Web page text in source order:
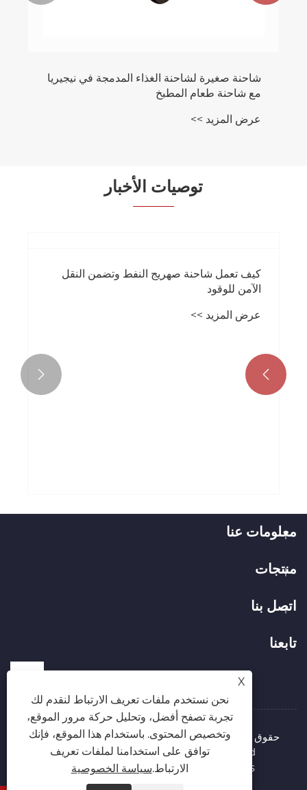
شاحنة صغيرة لشاحنة الغذاء المدمجة في نيجيريا
مع شاحنة طعام المطبخ
عرض المزيد >>
توصيات الأخبار
كيف تعمل شاحنة صهريج النفط وتضمن النقل
الآمن للوقود
عرض المزيد >>


معلومات عنا
منتجات
اتصل بنا
تابعنا
حقوق الطبع والنشر © 2026 شركة Hubei Runli Special
Automobile Co., Ltd. جميع الحقوق محفوظة.
Links
Sitemap
RSS
XMLسياسة الخصوصية
X
نحن نستخدم ملفات تعريف الارتباط لنقدم لك
تجربة تصفح أفضل، وتحليل حركة مرور الموقع،
وتخصيص المحتوى. باستخدام هذا الموقع، فإنك
توافق على استخدامنا لملفات تعريف
الارتباط.سياسة الخصوصية